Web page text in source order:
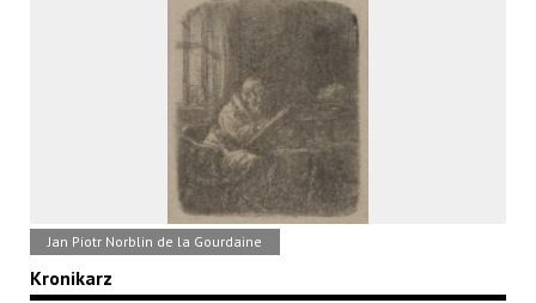
Jan Piotr Norblin de la Gourdaine
Kronikarz